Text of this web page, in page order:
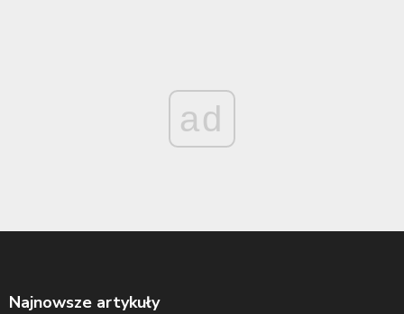
ad
Najnowsze artykuły